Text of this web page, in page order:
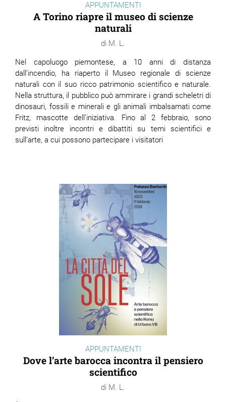
APPUNTAMENTI
A Torino riapre il museo di scienze
naturali
M. L.
Nel capoluogo piemontese, a 10 anni di distanza
dall’incendio, ha riaperto il Museo regionale di scienze
naturali con il suo ricco patrimonio scientifico e naturale.
Nella struttura, il pubblico può ammirare i grandi scheletri di
dinosauri, fossili e minerali e gli animali imbalsamati come
Fritz, mascotte dell’iniziativa. Fino al 2 febbraio, sono
previsti inoltre incontri e dibattiti su temi scientifici e
sull’arte, a cui possono partecipare i visitatori
APPUNTAMENTI
Dove l’arte barocca incontra il pensiero
scientifico
M. L.